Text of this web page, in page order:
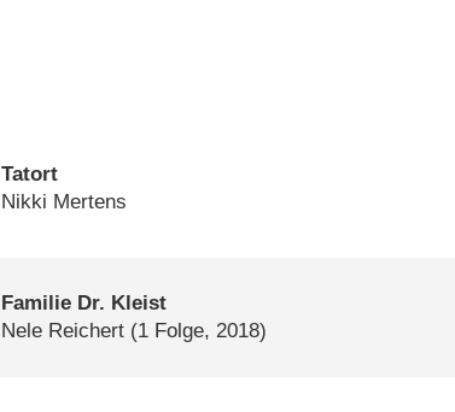
Tatort
Nikki Mertens
Familie Dr. Kleist
Nele Reichert (1 Folge, 2018)